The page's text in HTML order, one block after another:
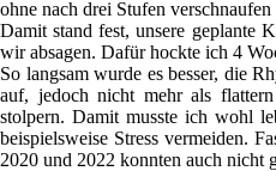
ohne nach drei Stufen verschnaufen
Damit stand fest, unsere geplante
wir absagen. Dafür hockte ich 4
So langsam wurde es besser, die
auf, jedoch nicht mehr als
stolpern. Damit musste ich wohl
beispielsweise Stress vermeiden.
2020 und 2022 konnten auch nicht